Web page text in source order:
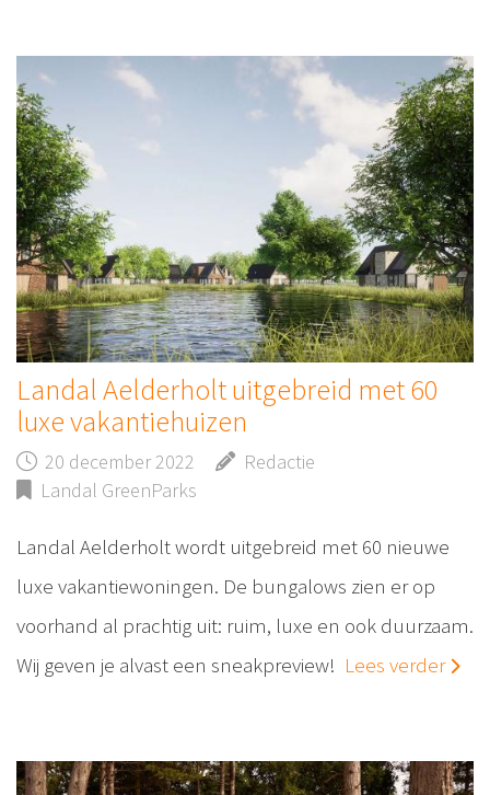
Landal Aelderholt uitgebreid met 60
luxe vakantiehuizen
20 december 2022
Redactie
Landal GreenParks
Landal Aelderholt wordt uitgebreid met 60 nieuwe
luxe vakantiewoningen. De bungalows zien er op
voorhand al prachtig uit: ruim, luxe en ook duurzaam.
Wij geven je alvast een sneakpreview! Lees verder